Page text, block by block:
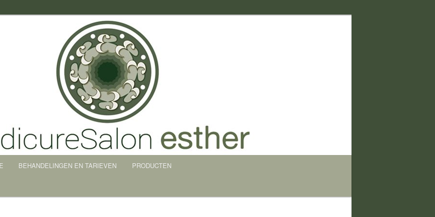
BEHANDELINGEN EN TARIEVEN PRODUCTEN